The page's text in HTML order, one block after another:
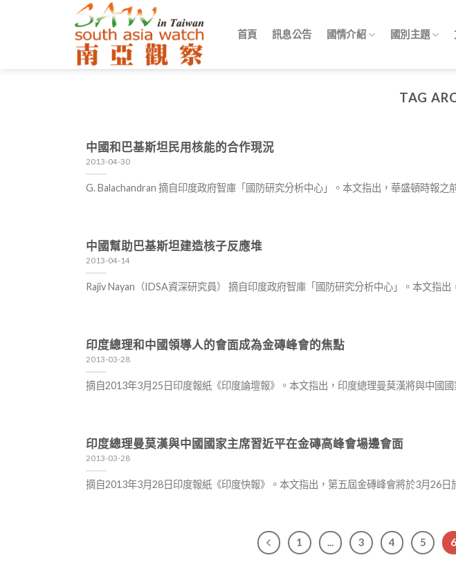
首頁 訊息公告 國情介紹 國別主題
TAG
中國和巴基斯坦民用核能的合作現況
2013-04-30
G. Balachandran 摘自印度政府智庫「國防研究分析中心」。本文指出，華盛頓時報之
中國幫助巴基斯坦建造核子反應堆
2013-04-14
Rajiv Nayan（IDSA資深研究員） 摘自印度政府智庫「國防研究分析中心」。本文指出
印度總理和中國領導人的會面成為金磚峰會的焦點
2013-03-28
摘自2013年3月25日印度報紙《印度論壇報》。本文指出，印度總理曼莫漢將與中國
印度總理曼莫漢與中國國家主席習近平在金磚高峰會場邊會面
2013-03-28
摘自2013年3月28日印度報紙《印度快報》。本文指出，第五屆金磚峰會將於3月26日
1 ... 3 4 5 6